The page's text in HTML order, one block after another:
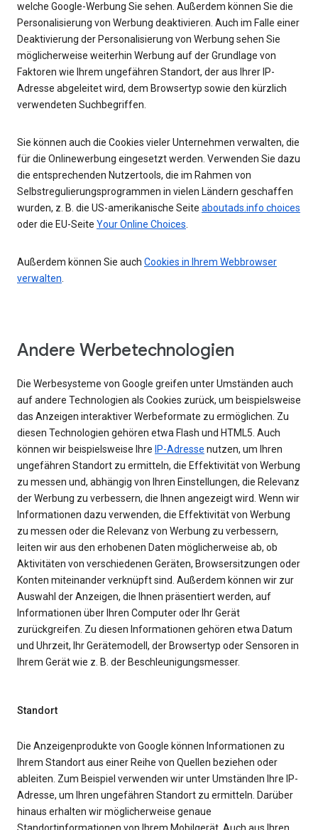
welche Google-Werbung Sie sehen. Außerdem können Sie die
Personalisierung von Werbung deaktivieren. Auch im Falle einer
Deaktivierung der Personalisierung von Werbung sehen Sie
möglicherweise weiterhin Werbung auf der Grundlage von
Faktoren wie Ihrem ungefähren Standort, der aus Ihrer IP-
Adresse abgeleitet wird, dem Browsertyp sowie den kürzlich
verwendeten Suchbegriffen.
Sie können auch die Cookies vieler Unternehmen verwalten, die
für die Onlinewerbung eingesetzt werden. Verwenden Sie dazu
die entsprechenden Nutzertools, die im Rahmen von
Selbstregulierungsprogrammen in vielen Ländern geschaffen
wurden, z. B. die US-amerikanische Seite aboutads.info choices
oder die EU-Seite Your Online Choices.
Außerdem können Sie auch Cookies in Ihrem Webbrowser
verwalten.
Andere Werbetechnologien
Die Werbesysteme von Google greifen unter Umständen auch
auf andere Technologien als Cookies zurück, um beispielsweise
das Anzeigen interaktiver Werbeformate zu ermöglichen. Zu
diesen Technologien gehören etwa Flash und HTML5. Auch
können wir beispielsweise Ihre IP-Adresse nutzen, um Ihren
ungefähren Standort zu ermitteln, die Effektivität von Werbung
zu messen und, abhängig von Ihren Einstellungen, die Relevanz
der Werbung zu verbessern, die Ihnen angezeigt wird. Wenn wir
Informationen dazu verwenden, die Effektivität von Werbung
zu messen oder die Relevanz von Werbung zu verbessern,
leiten wir aus den erhobenen Daten möglicherweise ab, ob
Aktivitäten von verschiedenen Geräten, Browsersitzungen oder
Konten miteinander verknüpft sind. Außerdem können wir zur
Auswahl der Anzeigen, die Ihnen präsentiert werden, auf
Informationen über Ihren Computer oder Ihr Gerät
zurückgreifen. Zu diesen Informationen gehören etwa Datum
und Uhrzeit, Ihr Gerätemodell, der Browsertyp oder Sensoren in
Ihrem Gerät wie z. B. der Beschleunigungsmesser.
Standort
Die Anzeigenprodukte von Google können Informationen zu
Ihrem Standort aus einer Reihe von Quellen beziehen oder
ableiten. Zum Beispiel verwenden wir unter Umständen Ihre IP-
Adresse, um Ihren ungefähren Standort zu ermitteln. Darüber
hinaus erhalten wir möglicherweise genaue